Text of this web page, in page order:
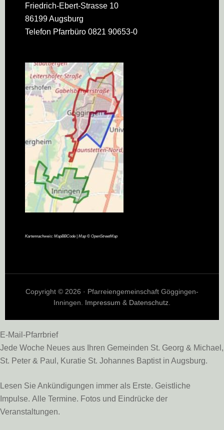
Friedrich-Ebert-Strasse 10
86199 Augsburg
Telefon Pfarrbüro 0821 90653-0
Kartennachweis: MapBBCode| Map © OpenStreetMap
Copyright © 2026 · Pfarreiengemeinschaft Göggingen-
Inningen. Impressum & Datenschutz.
E-Mail-Pfarrbrief
Jede Woche Neues aus Ihren Gemeinden St. Georg & Michael,
St. Peter & Paul, Kuratie St. Johannes Baptist in Augsburg.
Lesen Sie Ankündigungen immer als Erste. Geistliche
Impulse. Alle Termine. Fotos und Eindrücke der
Veranstaltungen.